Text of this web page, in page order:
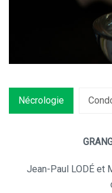
Nécrologie
Jean-Paul LODÉ et